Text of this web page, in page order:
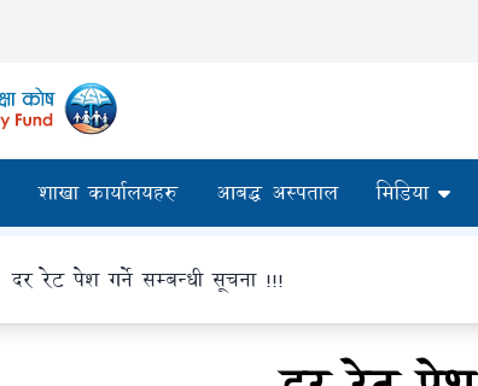
शाखा कार्यालयहरु आबद्ध अस्पताल मिडिया
दर रेट पेश गर्ने सम्बन्धी सूचना !!!